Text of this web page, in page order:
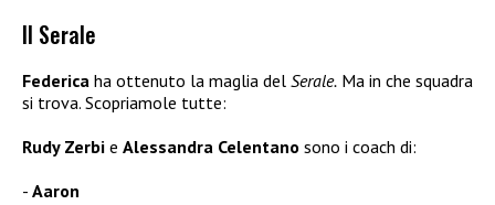
Il Serale
Federica ha ottenuto la maglia del Serale. Ma in che squadra
si trova. Scopriamole tutte:
Rudy Zerbi e Alessandra Celentano sono i coach di:
Aaron